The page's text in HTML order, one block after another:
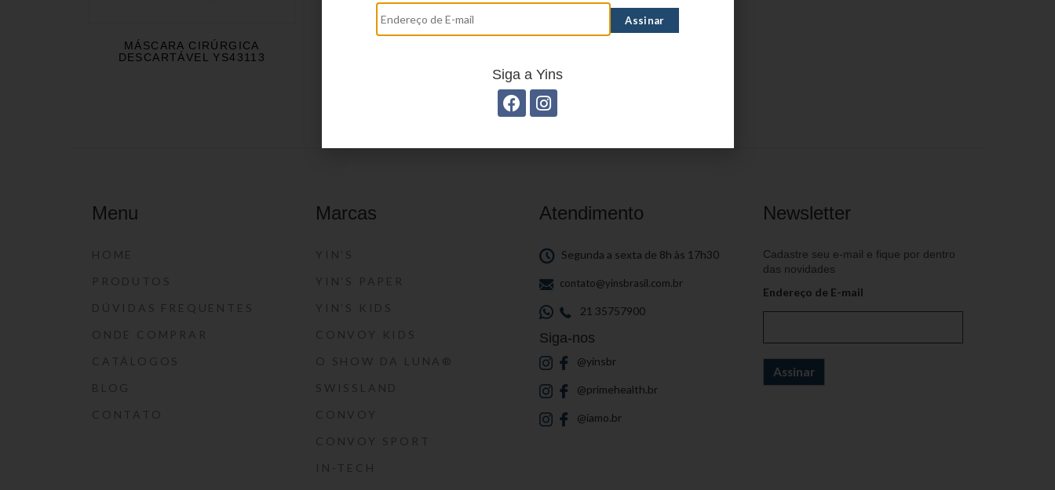
MÁSCARA CIRÚRGICA
DESCARTÁVEL YS43113
Menu
HOME
PRODUTOS
DÚVIDAS FREQUENTES
ONDE COMPRAR
CATÁLOGOS
BLOG
CONTATO
Marcas
YIN’S
YIN’S PAPER
YIN’S KIDS
CONVOY KIDS
O SHOW DA LUNA®
SWISSLAND
CONVOY
CONVOY SPORT
IN-TECH
Atendimento
Segunda a sexta de 8h às 17h30
contato@yinsbrasil.com.br
21 35757900
Siga-nos
@yinsbr
@primehealth.br
@iamo.br
Newsletter
Cadastre seu e-mail e fique por dentro
das novidades
Endereço de E-mail
Siga a Yins